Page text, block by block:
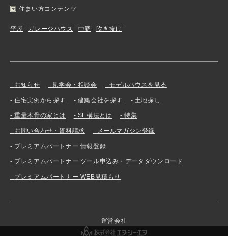
住まい方コンテンツ
平屋 ガレージハウス 中庭 吹き抜け
お知らせ 見学会・相談会 モデルハウスを見る
住宅実例から探す 建築会社を探す 土地探し
重量木骨の家とは SE構法とは 特集
お問い合わせ・資料請求 メールマガジン登録
プレミアムパートナー 情報登録
プレミアムパートナー ツール申込み・データダウンロード
プレミアムパートナー WEB見積もり
運営会社